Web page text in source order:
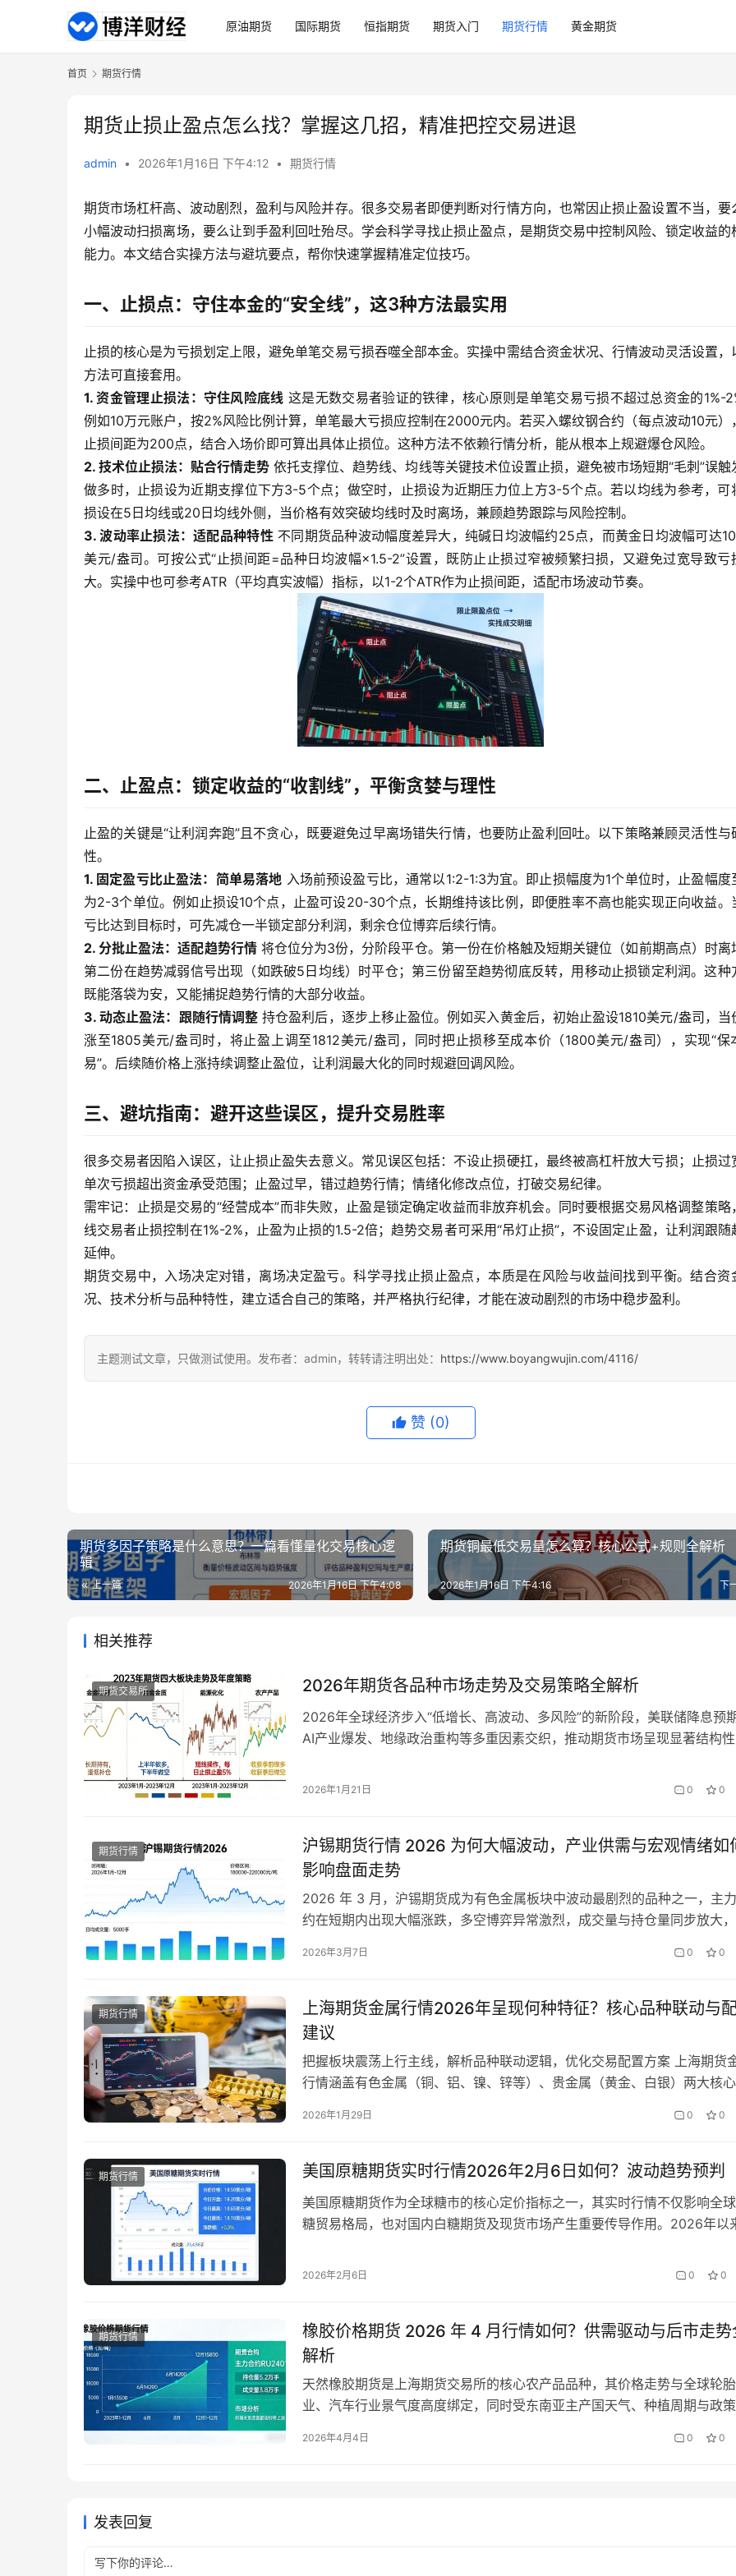
原油期货 国际期货 恒指期货 期货入门 期货行情 黄金期货
首页 期货行情
期货止损止盈点怎么找？掌握这几招，精准把控交易进退
admin • 2026年1月16日 下午4:12 • 期货行情
期货市场杠杆高、波动剧烈，盈利与风险并存。很多交易者即便判断对行情方向，也常因止损止盈设置不当，要
小幅波动扫损离场，要么让到手盈利回吐殆尽。学会科学寻找止损止盈点，是期货交易中控制风险、锁定收益的
能力。本文结合实操方法与避坑要点，帮你快速掌握精准定位技巧。
一、止损点：守住本金的“安全线”，这3种方法最实用
止损的核心是为亏损划定上限，避免单笔交易亏损吞噬全部本金。实操中需结合资金状况、行情波动灵活设置，
方法可直接套用。
1. 资金管理止损法：守住风险底线 这是无数交易者验证的铁律，核心原则是单笔交易亏损不超过总资金的1%-
例如10万元账户，按2%风险比例计算，单笔最大亏损应控制在2000元内。若买入螺纹钢合约（每点波动10元）
止损间距为200点，结合入场价即可算出具体止损位。这种方法不依赖行情分析，能从根本上规避爆仓风险。
2. 技术位止损法：贴合行情走势 依托支撑位、趋势线、均线等关键技术位设置止损，避免被市场短期“毛刺”误触
做多时，止损设为近期支撑位下方3-5个点；做空时，止损设为近期压力位上方3-5个点。若以均线为参考，可
损设在5日均线或20日均线外侧，当价格有效突破均线时及时离场，兼顾趋势跟踪与风险控制。
3. 波动率止损法：适配品种特性不同期货品种波动幅度差异大，纯碱日均波幅约25点，而黄金日均波幅可达
美元/盎司。可按公式“止损间距=品种日均波幅×1.5-2”设置，既防止止损过窄被频繁扫损，又避免过宽导致亏
大。实操中也可参考ATR（平均真实波幅）指标，以1-2个ATR作为止损间距，适配市场波动节奏。
二、止盈点：锁定收益的“收割线”，平衡贪婪与理性
止盈的关键是“让利润奔跑”且不贪心，既要避免过早离场错失行情，也要防止盈利回吐。以下策略兼顾灵活性与
性。
1. 固定盈亏比止盈法：简单易落地 入场前预设盈亏比，通常以1:2-1:3为宜。即止损幅度为1个单位时，止盈幅度
为2-3个单位。例如止损设10个点，止盈可设20-30个点，长期维持该比例，即便胜率不高也能实现正向收益。
亏比达到目标时，可先减仓一半锁定部分利润，剩余仓位博弈后续行情。
2. 分批止盈法：适配趋势行情将仓位分为3份，分阶段平仓。第一份在价格触及短期关键位（如前期高点）时离
第二份在趋势减弱信号出现（如跌破5日均线）时平仓；第三份留至趋势彻底反转，用移动止损锁定利润。这种
既能落袋为安，又能捕捉趋势行情的大部分收益。
3. 动态止盈法：跟随行情调整 持仓盈利后，逐步上移止盈位。例如买入黄金后，初始止盈设1810美元/盎司，当
涨至1805美元/盎司时，将止盈上调至1812美元/盎司，同时把止损移至成本价（1800美元/盎司），实现“保
易”。后续随价格上涨持续调整止盈位，让利润最大化的同时规避回调风险。
三、避坑指南：避开这些误区，提升交易胜率
很多交易者因陷入误区，让止损止盈失去意义。常见误区包括：不设止损硬扛，最终被高杠杆放大亏损；止损过
单次亏损超出资金承受范围；止盈过早，错过趋势行情；情绪化修改点位，打破交易纪律。
需牢记：止损是交易的“经营成本”而非失败，止盈是锁定确定收益而非放弃机会。同时要根据交易风格调整策略
线交易者止损控制在1%-2%，止盈为止损的1.5-2倍；趋势交易者可采用“吊灯止损”，不设固定止盈，让利润跟随
延伸。
期货交易中，入场决定对错，离场决定盈亏。科学寻找止损止盈点，本质是在风险与收益间找到平衡。结合资
况、技术分析与品种特性，建立适合自己的策略，并严格执行纪律，才能在波动剧烈的市场中稳步盈利。
主题测试文章，只做测试使用。发布者：admin，转转请注明出处： https://www.boyangwujin.com/4116/
赞 (0)
期货多因子策略是什么意思？一篇看懂量化交易核心逻
辑
上一篇 2026年1月16日 下午4:08
期货铜最低交易量怎么算？核心公式+规则全解析
下
2026年1月16日 下午4:16
相关推荐
期货交易所 2026年期货各品种市场走势及交易策略全解析
2026年全球经济步入“低增长、高波动、多风险”的新阶段，美联储降息预期
AI产业爆发、地缘政治重构等多重因素交织，推动期货市场呈现显著结构性
显，传统品种承压磨底，新兴需求驱动品种逆势走强。本文将按贵金属、有
2026年1月21日 0 0
期货行情
沪锡期货行情 2026 为何大幅波动，产业供需与宏观情绪如
影响盘面走势
2026 年 3 月，沪锡期货成为有色金属板块中波动最剧烈的品种之一，主
约在短期内出现大幅涨跌，多空博弈异常激烈，成交量与持仓量同步放大，
投资者，都在密切关注沪锡期货行情 2026 的运行特征，想要理清价格大
绪如何…
2026年3月7日 0 0
期货行情
上海期货金属行情2026年呈现何种特征？核心品种联动与
建议
把握板块震荡上行主线，解析品种联动逻辑，优化交易配置方案 上海期货
行情涵盖有色金属（铜、铝、镍、锌等）、贵金属（黄金、白银）两大核心
期货市场最具活力的板块之一。截至1月28日，上期所金属板块资金净流入
沪银…
2026年1月29日 0 0
期货行情 美国原糖期货实时行情2026年2月6日如何？波动趋势预判
美国原糖期货作为全球糖市的核心定价指标之一，其实时行情不仅影响全
糖贸易格局，也对国内白糖期货及现货市场产生重要传导作用。2026年以
醇分流、印度出口政策、原油价格等多重因素影响，波动幅度明显加大。本
2026年2月6日 0 0
期货行情
橡胶价格期货 2026 年 4 月行情如何？供需驱动与后市走势
解析
天然橡胶期货是上海期货交易所的核心农产品品种，其价格走势与全球轮
业、汽车行业景气度高度绑定，同时受东南亚主产国天气、种植周期与政策
吨区间宽幅震荡，多空博弈围绕东南亚割胶季启动节奏、国内轮胎出口需
2026年4月4日 0 0
发表回复